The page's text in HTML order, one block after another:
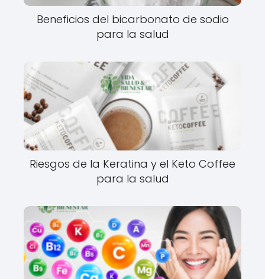
Beneficios del bicarbonato de sodio
para la salud
Riesgos de la Keratina y el Keto Coffee
para la salud